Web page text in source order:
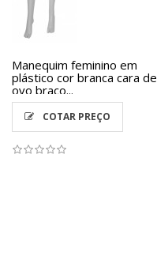
Manequim feminino em
plástico cor branca cara de
ovo braço...
COTAR PREÇO